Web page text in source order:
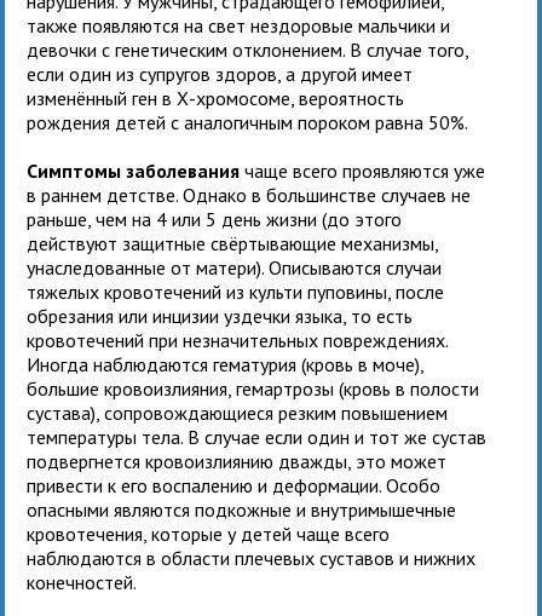
также появляются на свет нездоровые мальчики и
девочки с генетическим отклонением. В случае того,
если один из супругов здоров, а другой имеет
изменённый ген в Х-хромосоме, вероятность
рождения детей с аналогичным пороком равна 50%.
Симптомы заболевания чаще всего проявляются уже
в раннем детстве. Однако в большинстве случаев не
раньше, чем на 4 или 5 день жизни (до этого
действуют защитные свёртывающие механизмы,
унаследованные от матери). Описываются случаи
тяжелых кровотечений из культи пуповины, после
обрезания или инцизии уздечки языка, то есть
кровотечений при незначительных повреждениях.
Иногда наблюдаются гематурия (кровь в моче),
большие кровоизлияния, гемартрозы (кровь в полости
сустава), сопровождающиеся резким повышением
температуры тела. В случае если один и тот же сустав
подвергнется кровоизлиянию дважды, это может
привести к его воспалению и деформации. Особо
опасными являются подкожные и внутримышечные
кровотечения, которые у детей чаще всего
наблюдаются в области плечевых суставов и нижних
конечностей.